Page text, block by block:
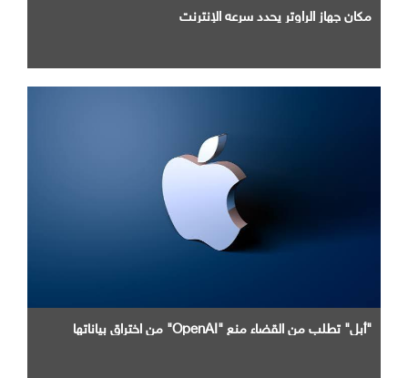
مكان جهاز الراوتر يحدد سرعه الإنترنت
"أبل" تطلب من القضاء منع "OpenAI" من اختراق بياناتها